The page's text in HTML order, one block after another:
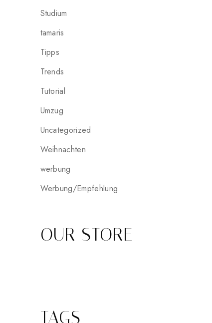
Studium
tamaris
Tipps
Trends
Tutorial
Umzug
Uncategorized
Weihnachten
werbung
Werbung/Empfehlung
OUR STORE
TAGS